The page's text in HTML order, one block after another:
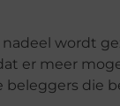
wordt
er meer
beleggers die